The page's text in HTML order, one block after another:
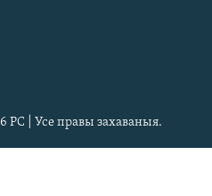
РС | Усе правы захаваныя.